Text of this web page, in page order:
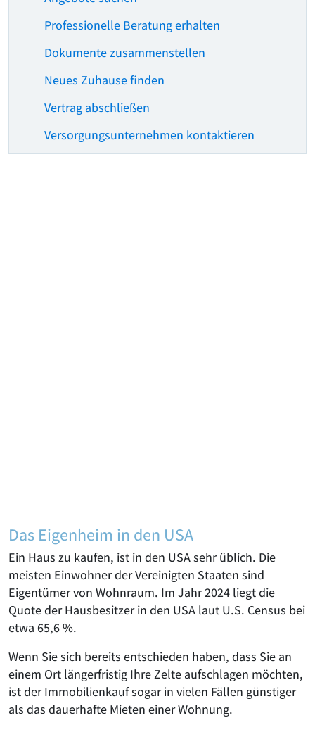
Professionelle Beratung erhalten
Dokumente zusammenstellen
Neues Zuhause finden
Vertrag abschließen
Versorgungsunternehmen kontaktieren
Das Eigenheim in den USA
Ein Haus zu kaufen, ist in den USA sehr üblich. Die
meisten Einwohner der Vereinigten Staaten sind
Eigentümer von Wohnraum. Im Jahr 2024 liegt die
Quote der Hausbesitzer in den USA laut U.S. Census bei
etwa 65,6 %.
Wenn Sie sich bereits entschieden haben, dass Sie an
einem Ort längerfristig Ihre Zelte aufschlagen möchten,
ist der Immobilienkauf sogar in vielen Fällen günstiger
als das dauerhafte Mieten einer Wohnung.